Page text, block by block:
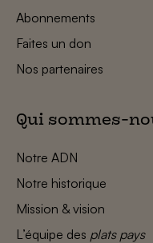
Abonnements
Faites un don
Nos partenaires
Qui sommes-
Notre ADN
Notre historique
Mission & vision
L’équipe des plats pays